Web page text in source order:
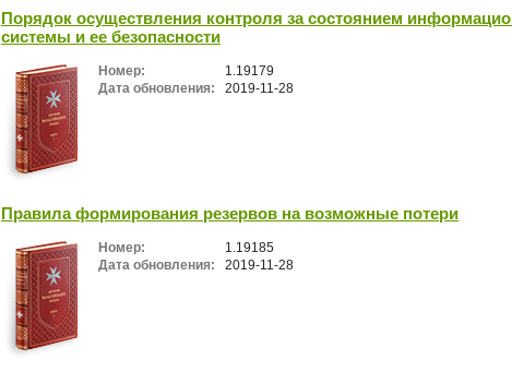
Порядок осуществления контроля за состоянием
системы и ее безопасности
Номер:
1.19179
Дата обновления:
2019-11-28
Правила формирования резервов на возможные потери
Номер:
1.19185
Дата обновления:
2019-11-28